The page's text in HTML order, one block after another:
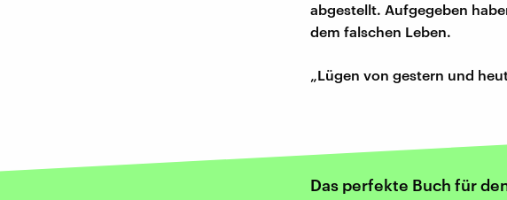
abgestellt. Aufgegeben
dem falschen Leben.
„Lügen von gestern und
Das perfekte Buch für